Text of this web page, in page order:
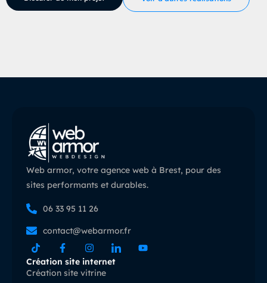
Web armor, votre agence web à Brest, pour des
sites performants et durables.
06 33 95 11 26
contact@webarmor.fr
Création site internet
Création site vitrine